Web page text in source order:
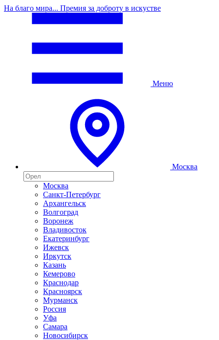
На благо мира... Премия за доброту в искустве
Меню
Москва
Москва
Санкт-Петербург
Архангельск
Волгоград
Воронеж
Владивосток
Екатеринбург
Ижевск
Иркутск
Казань
Кемерово
Краснодар
Красноярск
Мурманск
Россия
Уфа
Самара
Новосибирск